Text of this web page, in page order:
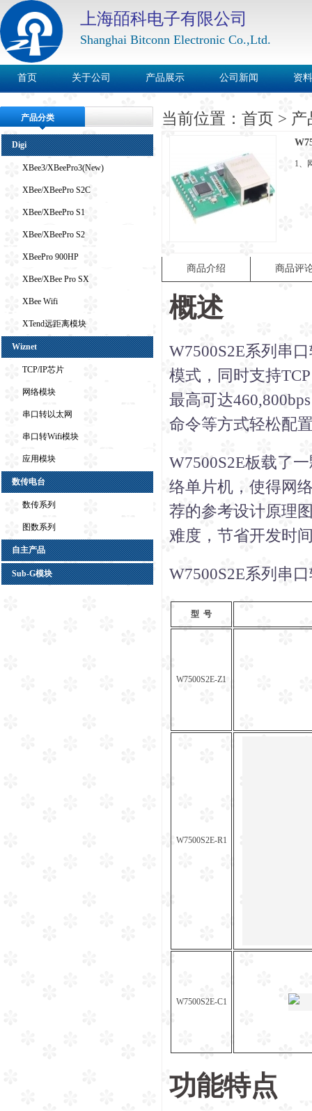
首页 关于公司 产品展示 公司新闻 资
上海皕科电子有限公司
Shanghai Bitconn Electronic Co.,Ltd.
产品分类
Digi
XBee3/XBeePro3(New)
XBee/XBeePro S2C
XBee/XBeePro S1
XBee/XBeePro S2
XBeePro 900HP
XBee/XBee Pro SX
XBee Wifi
XTend远距离模块
Wiznet
TCP/IP芯片
网络模块
串口转以太网
串口转Wifi模块
应用模块
数传电台
数传系列
图数系列
自主产品
Sub-G模块
当前位置： 首页 > 产
1、
商品介绍 商品评
概述
W7500S2E系列串
模式，同时支持
最高可达
命令等方式轻松配
W7500S2E板载了
络单片机，使得网
荐的参考设计原理
难度，节省开发时
W7500S2E系列串
型 号
W7500S2E-Z1
W7500S2E-R1
W7500S2E-C1
功能特点